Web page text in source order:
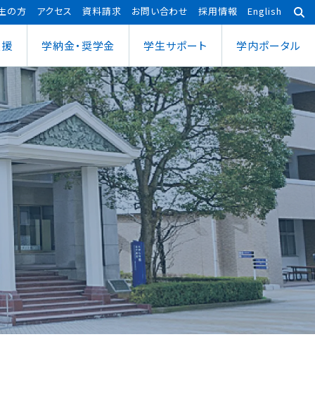
の方 アクセス 資料請求 お問い合わせ 採用情報 English
ツ健康科学部
ーツ健康科学科
大学院
応用理工学専攻
社会システム学専攻
あわら宇宙センター
学納金・奨学金 学⽣サポート 学内ポータル